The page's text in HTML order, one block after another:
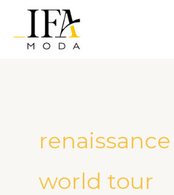
renaissance
world tour